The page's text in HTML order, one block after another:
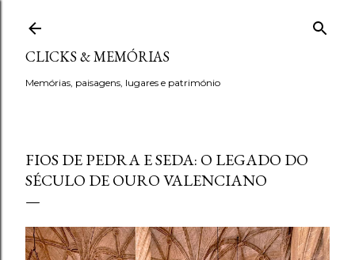
CLICKS & MEMÓRIAS
Memórias, paisagens, lugares e património
FIOS DE PEDRA E SEDA: O LEGADO DO
SÉCULO DE OURO VALENCIANO